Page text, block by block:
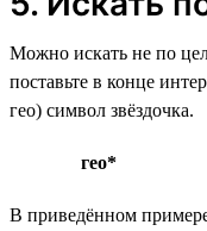
Можно искать не по
поставьте в конце
гео) символ звёздочка.
гео*
В приведённом примере